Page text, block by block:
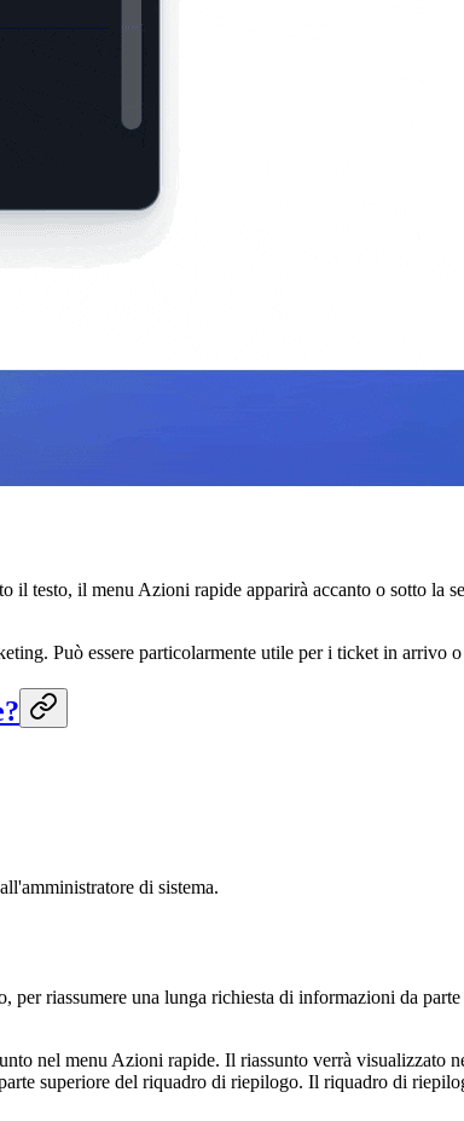
testo, il menu Azioni rapide apparirà accanto o sotto la
Può essere particolarmente utile per i ticket in arrivo
di sistema.
riassumere una lunga richiesta di informazioni da
nel menu Azioni rapide. Il riassunto verrà visualizzato
superiore del riquadro di riepilogo. Il riquadro di